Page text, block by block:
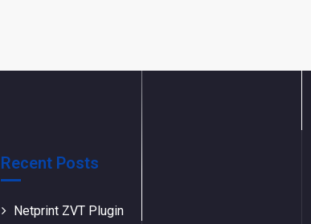
Recent Posts
Netprint ZVT Plugin